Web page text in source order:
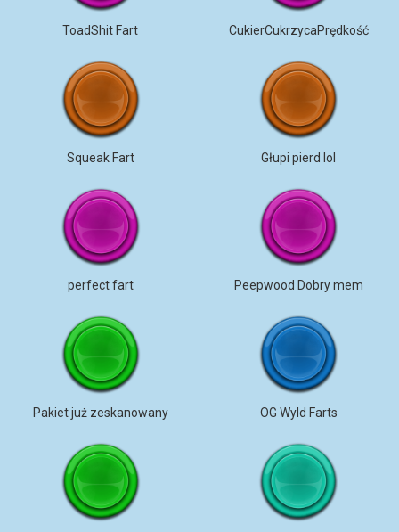
ToadShit Fart CukierCukrzycaPrędkość
Squeak Fart Głupi pierd lol
perfect fart Peepwood Dobry mem
Pakiet już zeskanowany OG Wyld Farts